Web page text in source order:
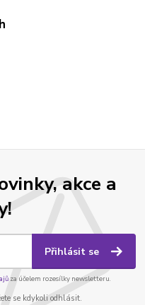
akce a
Přihlásit se
za účelem rozesílky newsletteru.
se kdykoli odhlásit.